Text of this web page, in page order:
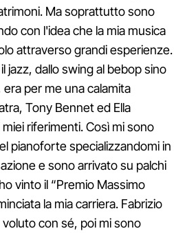
Ma soprattutto sono
con l'idea che la mia musica
attraverso grandi esperienze.
jazz, dallo swing al bebop sino
per me una calamita
Tony Bennet ed Ella
riferimenti. Così mi sono
pianoforte specializzandomi in
e sono arrivato su palchi
vinto il “Premio Massimo
la mia carriera. Fabrizio
con sé, poi mi sono